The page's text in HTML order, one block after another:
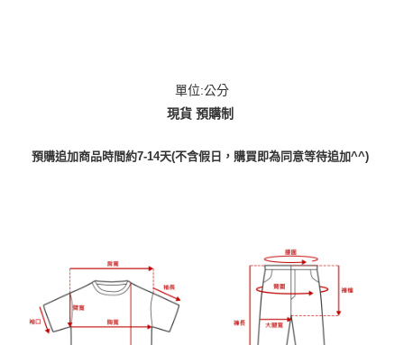
單位:公分
現貨 預購制
預購追加商品時間約7-14天(不含假日，購買即為同意等待追加^^)